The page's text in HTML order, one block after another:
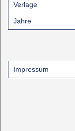
Verlage
Jahre
Impressum